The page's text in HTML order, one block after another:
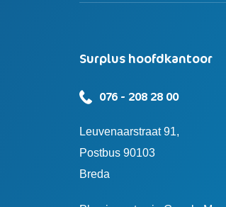
Surplus hoofdkantoor
076 - 208 28 00
Leuvenaarstraat 91,
Postbus 90103
Breda